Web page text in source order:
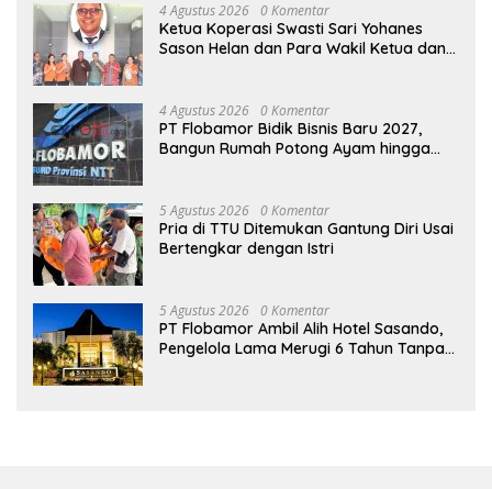
4 Agustus 2026 0 Komentar
Ketua Koperasi Swasti Sari Yohanes
Sason Helan dan Para Wakil Ketua dan
Menyambut Sukacita
4 Agustus 2026 0 Komentar
PT Flobamor Bidik Bisnis Baru 2027,
Bangun Rumah Potong Ayam hingga
5 Agustus 2026 0 Komentar
Pria di TTU Ditemukan Gantung Diri Usai
Bertengkar dengan Istri
5 Agustus 2026 0 Komentar
PT Flobamor Ambil Alih Hotel Sasando,
Pengelola Lama Merugi 6 Tahun Tanpa